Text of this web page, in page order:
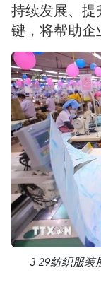
持续发展、提
键，将帮助企
3·29纺织服